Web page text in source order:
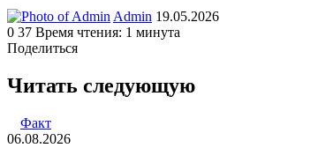
Admin Send
an
19.05.2026
0 37 Время чтения: 1 минута
Поделиться
через
электронную
Читать следующую
Факт
06.08.2026